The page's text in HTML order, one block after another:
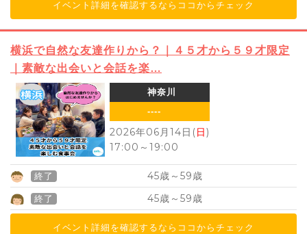
イベント詳細を確認するならココからチェック
横浜で自然な友達作りから？｜４５才から５９才限定
｜素敵な出会いと会話を楽…
神奈川
----
2026年06月14日(日)
17:00 ～ 19:00
終了 45歳～ 59歳
終了 45歳～ 59歳
イベント詳細を確認するならココからチェック